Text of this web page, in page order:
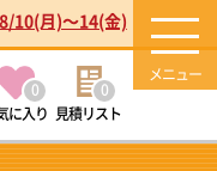
10(月)～14(金)
に入り
0
見積リスト
0